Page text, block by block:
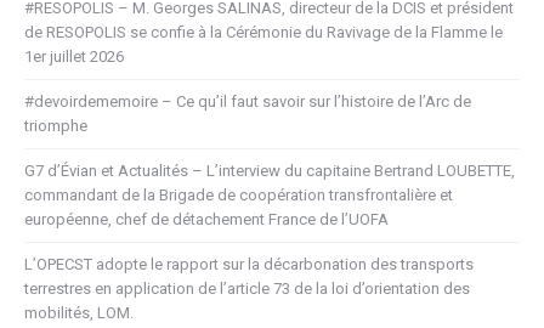
#RESOPOLIS – M. Georges SALINAS, directeur de la DCIS et président
de RESOPOLIS se confie à la Cérémonie du Ravivage de la Flamme le
1er juillet 2026
#devoirdememoire – Ce qu’il faut savoir sur l’histoire de l’Arc de
triomphe
G7 d’Évian et Actualités – L’interview du capitaine Bertrand LOUBETTE,
commandant de la Brigade de coopération transfrontalière et
européenne, chef de détachement France de l’UOFA
L’OPECST adopte le rapport sur la décarbonation des transports
terrestres en application de l’article 73 de la loi d’orientation des
mobilités, LOM.